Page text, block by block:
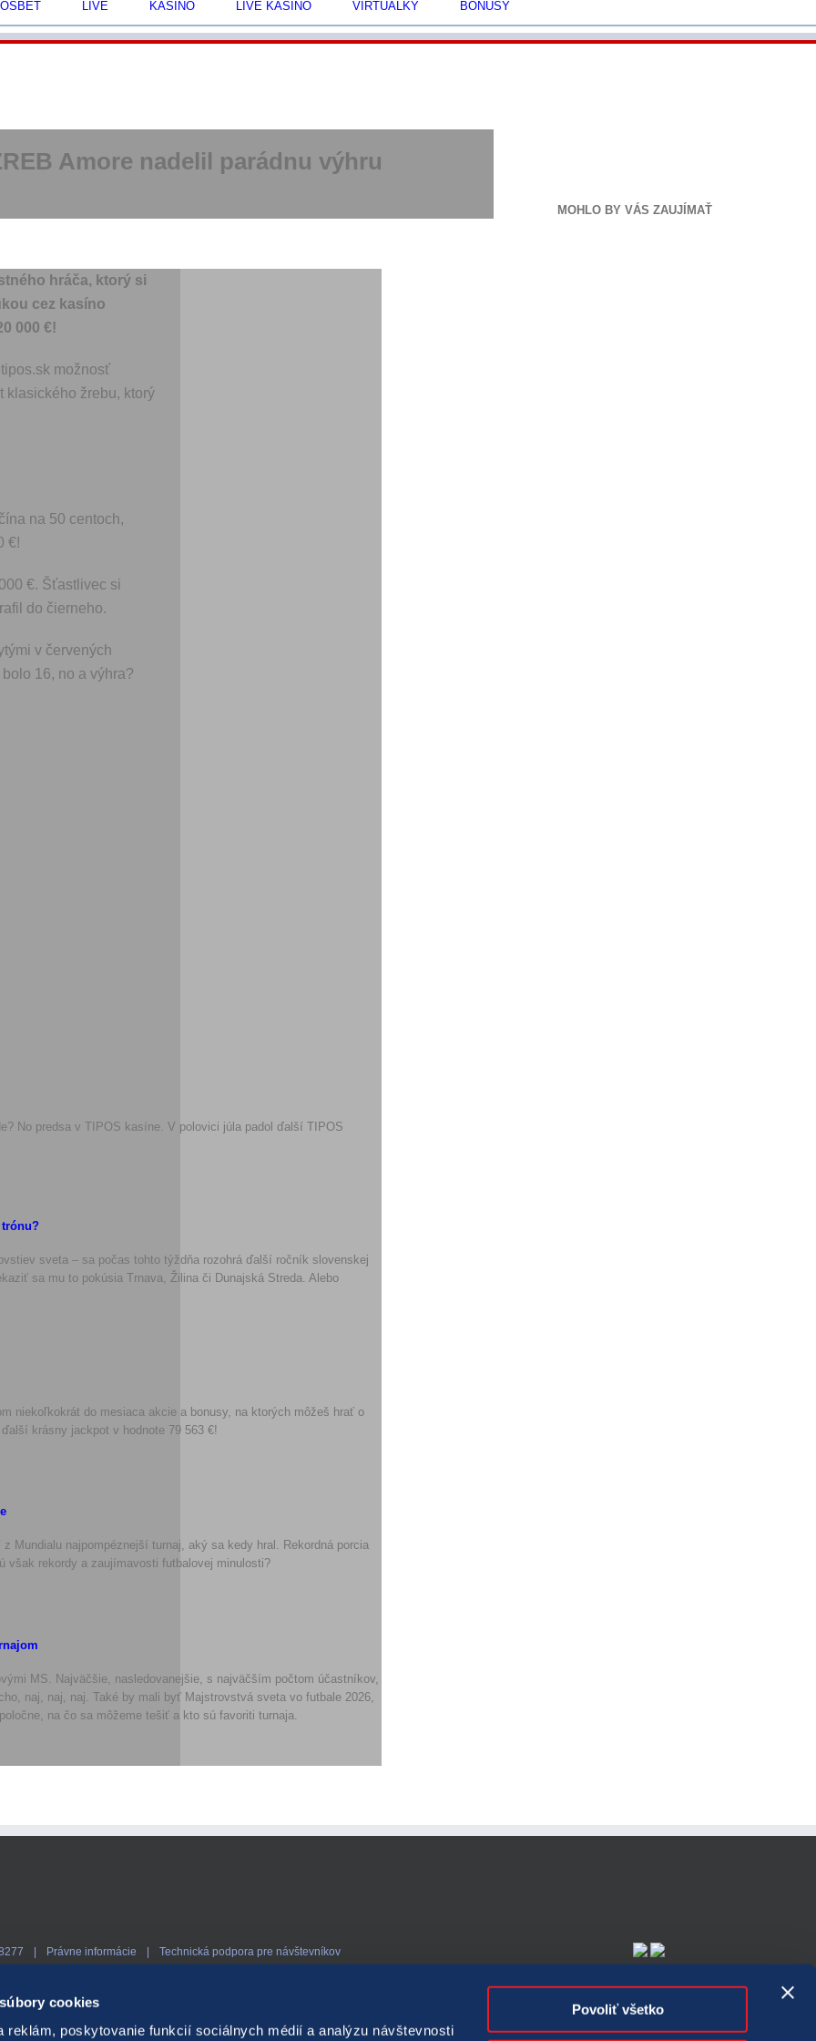
cookies
reklám, poskytovanie funkcií sociálnych médií a analýzu návštevnosti
Povoliť všetko
LIVE KASÍNO LIVE KASÍNO VIRTUÁLKY BONUSY
Amore nadelil parádnu výhru
hráča, ktorý si
cez kasíno
000 €!
možnosť
klasického žrebu, ktorý
na 50 centoch,
€!
€. Šťastlivec si
do čierneho.
v červených
16, no a výhra?
No predsa v TIPOS kasíne. V polovici júla padol ďalší TIPOS
sveta – sa počas tohto týždňa rozohrá ďalší ročník slovenskej
sa mu to pokúsia Trnava, Žilina či Dunajská Streda. Alebo
niekoľkokrát do mesiaca akcie a bonusy, na ktorých môžeš hrať o
krásny jackpot v hodnote 79 563 €!
Mundialu najpompéznejší turnaj, aký sa kedy hral. Rekordná porcia
však rekordy a zaujímavosti futbalovej minulosti?
MS. Najväčšie, nasledovanejšie, s najväčším počtom účastníkov,
naj, naj, naj. Také by mali byť Majstrovstvá sveta vo futbale 2026,
na čo sa môžeme tešiť a kto sú favoriti turnaja.
MOHLO BY VÁS ZAUJÍMAŤ
Právne informácie
Technická podpora pre návštevníkov
riziko vysokých finančných strát.
sídlo špecializovanej zdravotníckej inštitúcie pôsobiacej v oblasti prevencie, diagnostiky